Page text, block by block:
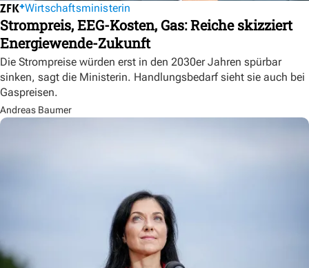
Wirtschaftsministerin
Strompreis, EEG-Kosten, Gas: Reiche skizziert
Energiewende-Zukunft
Die Strompreise würden erst in den 2030er Jahren spürbar
sinken, sagt die Ministerin. Handlungsbedarf sieht sie auch bei
Gaspreisen.
Andreas Baumer